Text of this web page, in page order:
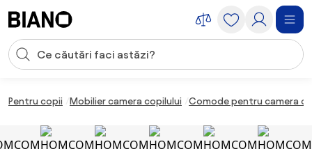
Introducerea căutării
Pentru copii Mobilier camera copilului Comode pentru camera